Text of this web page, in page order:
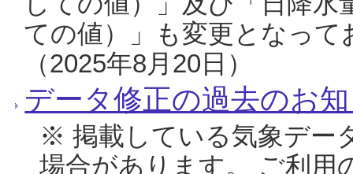
ての値）」も変更となっ
（2025年8月20日）
データ修正の過去のお
※ 掲載している気象デー
場合があります。 ご利用